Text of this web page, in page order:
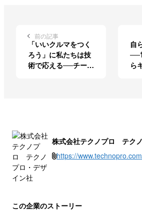
前の記事
「いいクルマをつく
ろう」に私たちは技
術で応える──チーム
自
──
ら
株式会社テクノプロ テク
https://
この企業のストーリー